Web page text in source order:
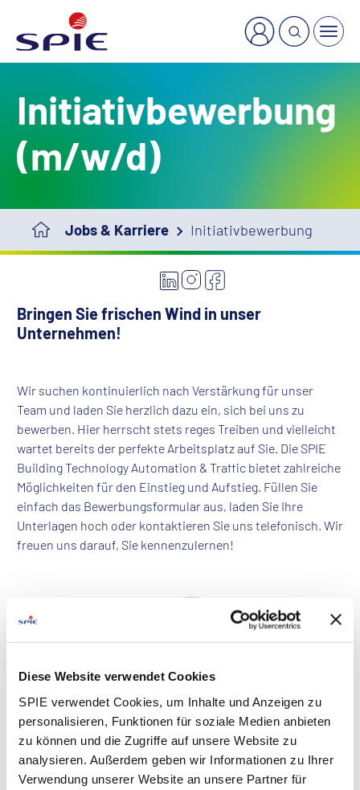
Diese Website verwendet Cookies
SPIE verwendet Cookies, um Inhalte und Anzeigen zu
personalisieren, Funktionen für soziale Medien anbieten
zu können und die Zugriffe auf unsere Website zu
analysieren. Außerdem geben wir Informationen zu Ihrer
Verwendung unserer Website an unsere Partner für
Initiativbewerbung
(m/w/d)
Jobs & Karriere Initiativbewerbung
Bringen Sie frischen Wind in unser
Unternehmen!
Wir suchen kontinuierlich nach Verstärkung für unser
Team und laden Sie herzlich dazu ein, sich bei uns zu
bewerben. Hier herrscht stets reges Treiben und vielleicht
wartet bereits der perfekte Arbeitsplatz auf Sie. Die SPIE
Building Technology Automation & Traffic bietet zahlreiche
Möglichkeiten für den Einstieg und Aufstieg. Füllen Sie
einfach das Bewerbungsformular aus, laden Sie Ihre
Unterlagen hoch oder kontaktieren Sie uns telefonisch. Wir
freuen uns darauf, Sie kennenzulernen!